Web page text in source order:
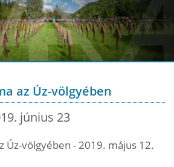
az Úz-völgyében
június 23
Úz-völgyében - 2019. május 12.